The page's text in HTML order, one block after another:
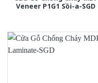
Veneer P1G1 Sồi-a-SGD